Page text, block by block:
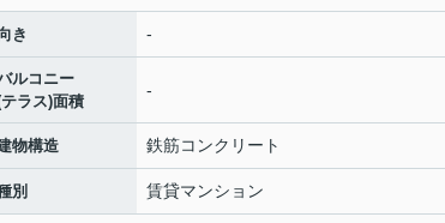
き -
ルコニー
ラス)面積
-
物構造 鉄筋コンクリート
別 賃貸マンション